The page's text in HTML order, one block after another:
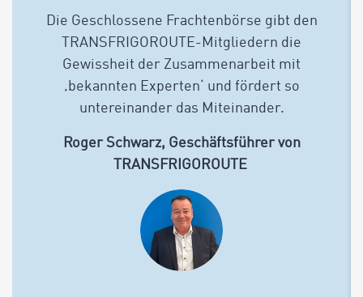
Die Geschlossene Frachtenbörse gibt den
TRANSFRIGOROUTE-Mitgliedern die
Gewissheit der Zusammenarbeit mit
‚bekannten Experten‘ und fördert so
untereinander das Miteinander.
Roger Schwarz, Geschäftsführer von
TRANSFRIGOROUTE